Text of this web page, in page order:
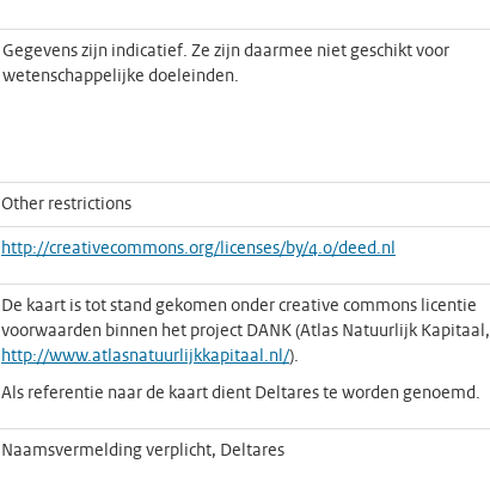
Gegevens zijn indicatief. Ze zijn daarmee niet geschikt voor
wetenschappelijke doeleinden.
Other restrictions
http://creativecommons.org/licenses/by/4.0/deed.nl
De kaart is tot stand gekomen onder creative commons licentie
voorwaarden binnen het project DANK (Atlas Natuurlijk Kapitaal,
http://www.atlasnatuurlijkkapitaal.nl/).
Als referentie naar de kaart dient Deltares te worden genoemd.
Naamsvermelding verplicht, Deltares